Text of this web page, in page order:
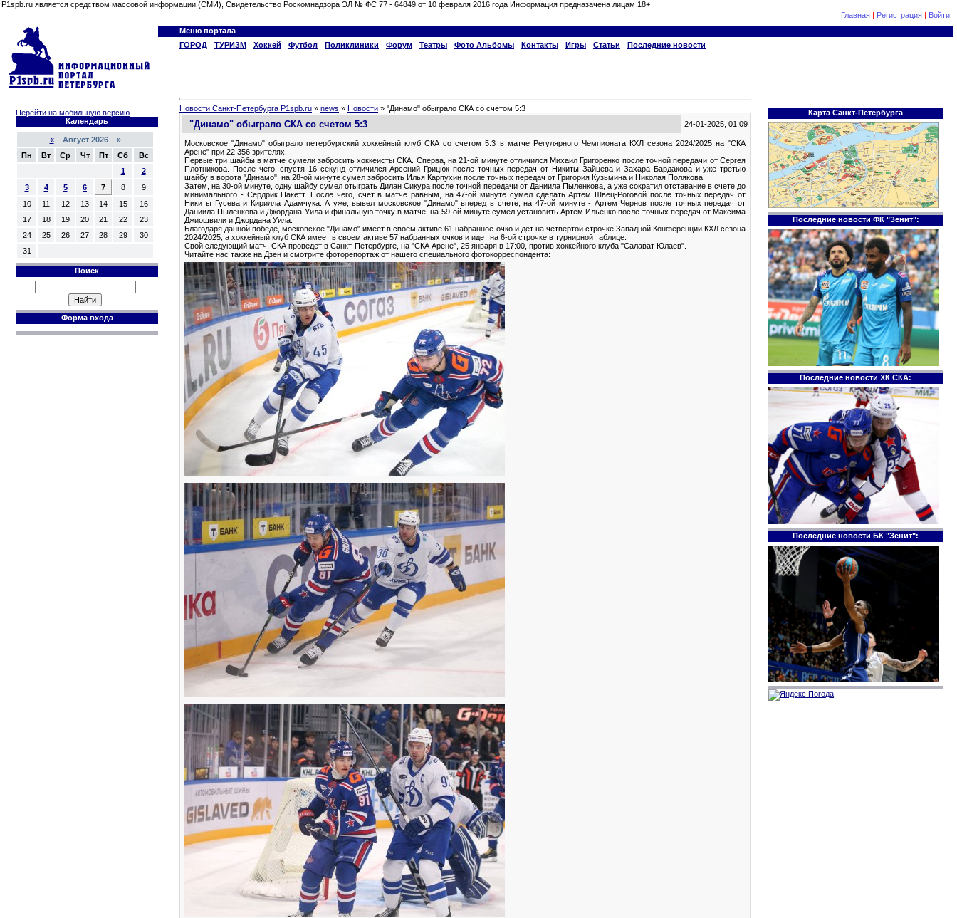
P1spb.ru является средством массовой информации (СМИ), Свидетельство Роскомнадзора ЭЛ № ФС 77 - 64849 от 10 февраля 2016 года Информация предназачена лицам 18+
Главная | Регистрация | Войти
Меню портала
ГОРОД
ТУРИЗМ Хоккей Футбол Поликлиники Форум Театры Фото Альбомы Контакты Игры Статьи Последние новости
Перейти на мобильную версию
Календарь
«Август 2026 »
Пн
Вт Ср Чт Пт Сб
Вс
1
2
3
4 5 6 7 8
9
10
11 12 13 14 15
16
17
18 19 20 21 22
23
24
25 26 27 28 29
30
31
Поиск
Форма входа
Новости Санкт-Петербурга P1spb.ru » news » Новости » "Динамо" обыграло СКА со счетом 5:3
"Динамо" обыграло СКА со счетом 5:3 24-01-2025, 01:09
Московское "Динамо" обыграло петербургский хоккейный клуб СКА со счетом 5:3 в матче Регулярного Чемпионата КХЛ сезона 2024/2025 на "СКА
Арене" при 22 356 зрителях.
Первые три шайбы в матче сумели забросить хоккеисты СКА. Сперва, на 21-ой минуте отличился Михаил Григоренко после точной передачи от Сергея
Плотникова. После чего, спустя 16 секунд отличился Арсений Грицюк после точных передач от Никиты Зайцева и Захара Бардакова и уже третью
шайбу в ворота "Динамо", на 28-ой минуте сумел забросить Илья Карпухин после точных передач от Григория Кузьмина и Николая Полякова.
Затем, на 30-ой минуте, одну шайбу сумел отыграть Дилан Сикура после точной передачи от Даниила Пыленкова, а уже сократил отставание в счете до
минимального - Сердрик Пакетт. После чего, счет в матче равным, на 47-ой минуте сумел сделать Артем Швец-Роговой после точных передач от
Никиты Гусева и Кирилла Адамчука. А уже, вывел московское "Динамо" вперед в счете, на 47-ой минуте - Артем Чернов после точных передач от
Даниила Пыленкова и Джордана Уила и финальную точку в матче, на 59-ой минуте сумел установить Артем Ильенко после точных передач от Максима
Джиошвили и Джордана Уила.
Благодаря данной победе, московское "Динамо" имеет в своем активе 61 набранное очко и дет на четвертой строчке Западной Конференции КХЛ сезона
2024/2025, а хоккейный клуб СКА имеет в своем активе 57 набранных очков и идет на 6-ой строчке в турнирной таблице.
Свой следующий матч, СКА проведет в Санкт-Петербурге, на "СКА Арене", 25 января в 17:00, против хоккейного клуба "Салават Юлаев".
Читайте нас также на Дзен и смотрите фоторепортаж от нашего специального фотокорреспондента:
Карта Санкт-Петербурга
Последние новости ФК "Зенит":
Последние новости ХК СКА:
Последние новости БК "Зенит":